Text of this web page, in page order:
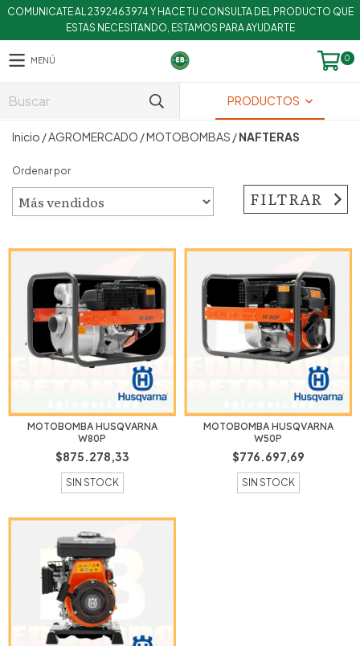
COMUNICATE AL 2392463974 Y HACE TU CONSULTA DEL PRODUCTO QUE
ESTAS NECESITANDO, ESTAMOS PARA AYUDARTE
MENÚ 0
PRODUCTOS
Inicio /AGROMERCADO /MOTOBOMBAS /NAFTERAS
Ordenar por
FILTRAR
MOTOBOMBA HUSQVARNA
W80P
$875.278,33
SIN STOCK
MOTOBOMBA HUSQVARNA
W50P
$776.697,69
SIN STOCK